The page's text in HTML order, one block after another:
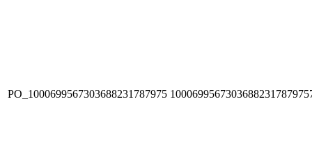
PO_1000699567303688231787975